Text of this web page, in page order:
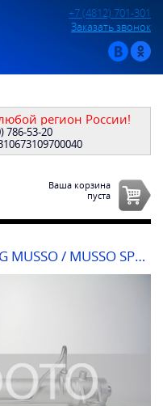
+7 (4812) 701-301
Заказать звонок
регион России!
786-53-20
Ваша корзина
пуста
РУЛЕВАЯ РЕЙКА SSANG YONG MUSSO / MUSSO SPORT 1995-2005